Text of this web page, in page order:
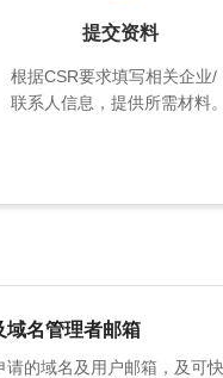
提交资料
根据CSR要求填写相关企业/
联系人信息，提供所需材料
域名管理者邮箱
请的域名及用户邮箱，及可